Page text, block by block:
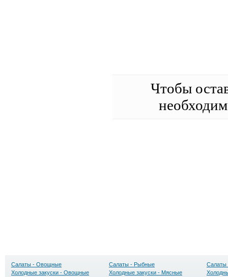
Чтобы
Салаты - Овощные Салаты - Рыбные
Салаты
Холодные закуски - Овощные
Холодные закуски - Мясные